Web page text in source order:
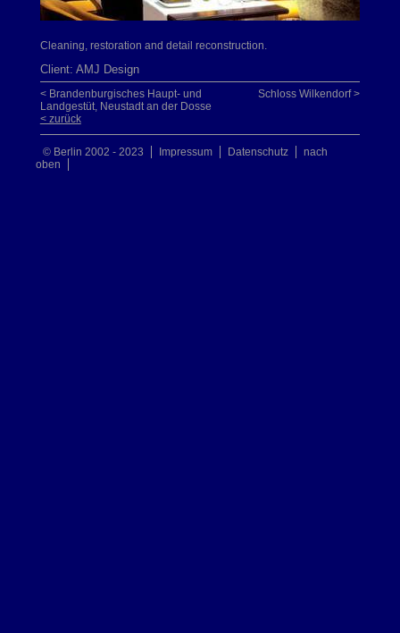
Cleaning, restoration and detail reconstruction.
Client: AMJ Design
Schloss Wilkendorf >
< Brandenburgisches Haupt- und
Landgestüt, Neustadt an der Dosse
< zurück
© Berlin 2002 - 2023 Impressum Datenschutz
nach
oben